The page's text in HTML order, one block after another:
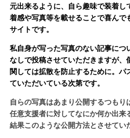
元出来るように、自ら趣味で装着し
着感や写真等を載せることで喜んで
サイトです。
私自身が写った写真のない記事につ
なしで投稿させていただきますが、
関しては拡散を防止するために。パ
ていただいている次第です。
自らの写真はあまり公開するつもり
任意支援者に対してなにか何か出来
結果このような公開方法とさせてい